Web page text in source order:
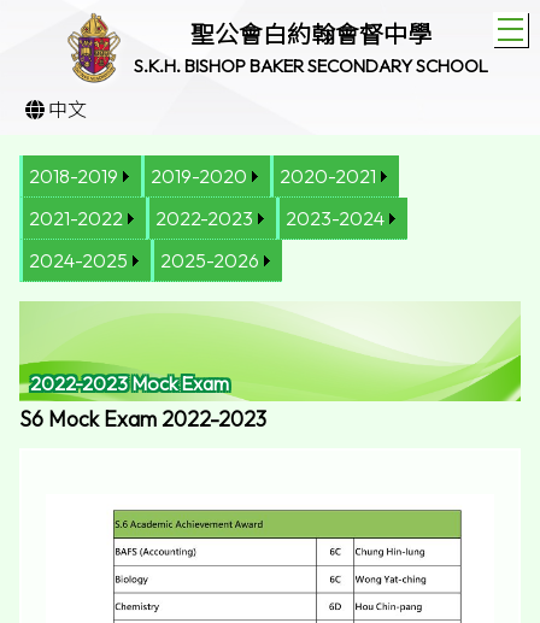
聖公會白約翰會督中學
S.K.H. BISHOP BAKER SECONDARY SCHOOL
中文
2018-2019 2019-2020
2020-2021
2021-2022
2022-2023
2023-2024
2024-2025
2025-2026
2022-2023 Mock Exam
S6 Mock Exam 2022-2023